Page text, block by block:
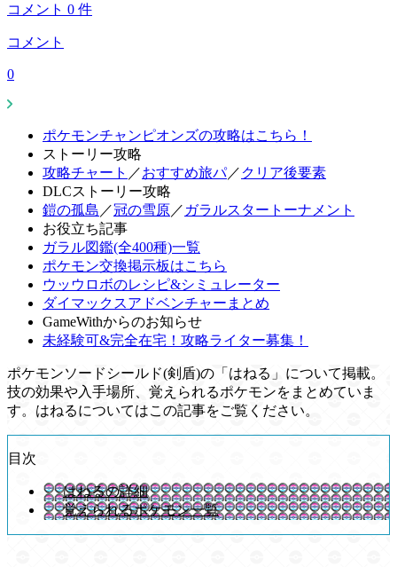
コメント 0 件
コメント
0
ポケモンチャンピオンズの攻略はこちら！
ストーリー攻略
攻略チャート ／おすすめ旅パ／ クリア後要素
DLCストーリー攻略
鎧の孤島 ／冠の雪原／ ガラルスタートーナメント
お役立ち記事
ガラル図鑑(全400種)一覧
ポケモン交換掲示板はこちら
ウッウロボのレシピ&シミュレーター
ダイマックスアドベンチャーまとめ
GameWithからのお知らせ
未経験可&完全在宅！攻略ライター募集！
ポケモンソードシールド(剣盾)の「はねる」について掲載。
技の効果や入手場所、覚えられるポケモンをまとめていま
す。はねるについてはこの記事をご覧ください。
目次
はねるの詳細
覚えられるポケモン一覧